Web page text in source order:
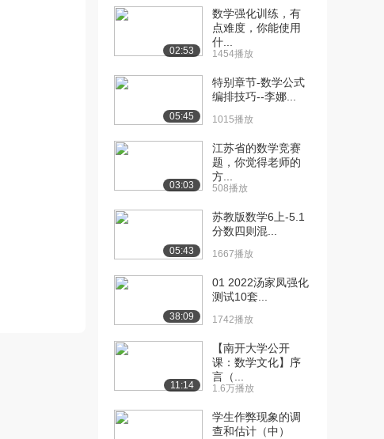
[10] 北京航空航天大学公
开课：趋向无穷大...
6095播放
21:37
[11] 北京航空航天大学公
00:11
[12] 北京航空航天大学公
15:05
[13] 北京航空航天大学公
06:56
[14] 北京航空航天大学公
15:15
[15] 北京航空航天大学公
11:43
开课：单调数列综...
02:53
数学强化训练，有
点难度，你能使用
什...
1454播放
05:45
特别章节-数学公式
编排技巧--李娜...
1015播放
03:03
江苏省的数学竞赛
题，你觉得老师的
方...
508播放
05:43
苏教版数学6上-5.1
分数四则混...
1667播放
38:09
01 2022汤家凤强化
测试10套...
1742播放
11:14
【南开大学公开
课：数学文化】序
言（...
1.6万播放
学生作弊现象的调
查和估计（中）